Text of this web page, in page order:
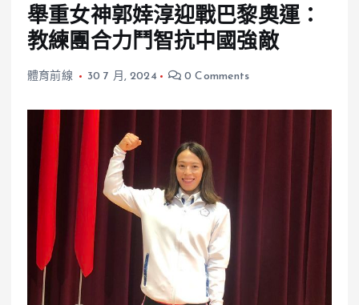
舉重女神郭婞淳迎戰巴黎奧運：
教練團合力鬥智抗中國強敵
體育前線 30 7 月, 2024 0 Comments